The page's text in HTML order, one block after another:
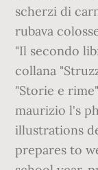
scherzi di
rubava
"Il secondo
collana
"Storie e
maurizio l's
illustrations
prepares to